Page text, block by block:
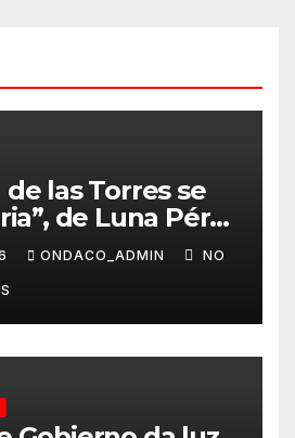
de las Torres se
de Luna Pérez
anunciador de
de Écija 2026
ONDACO_ADMIN NO